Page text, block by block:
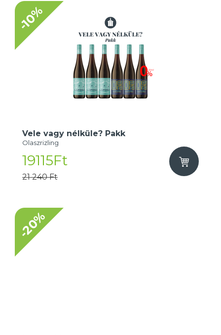
-10%
Vele vagy nélküle? Pakk
Olaszrizling
19115Ft
21 240 Ft
-20%